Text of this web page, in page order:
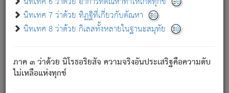
นิทเทศ 7 ว่าด้วย ทิฏฐิที่เกี่ยวกับตัณหา
นิทเทศ 8 ว่าด้วย กิเลสทั้งหลายในฐานะสมุทัย
ภาค ๓ ว่าด้วย นิโรธอริยสัจ ความจริงอันประเสริฐคือความดับ
ไม่เหลือแห่งทุกข์
เพราะความสิ้นไปแห่งตัณหาโดยประการทั้งปวง นั้นคือ
นิพพาน.
ภพใหม่ย่อมไม่มีแก่ภิกษุนั้น ผู้ดับเย็นสนิทแล้ว เพราะไม่มี
ภิกษุนั้น เป็นผู้ครอบงำมารได้แล้ว ชนะสงครามแล้ว ก้าวล่วง
ภพทั้งหลายทั้งปวงได้แล้ว เป็นผู้คงที่ (คือไม่เปลี่ยนแปลงอีกต่อ